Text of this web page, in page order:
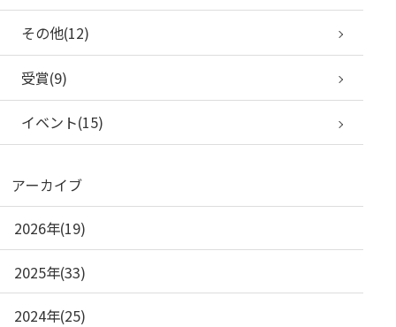
その他(12)
受賞(9)
イベント(15)
アーカイブ
2026年(19)
2025年(33)
2024年(25)